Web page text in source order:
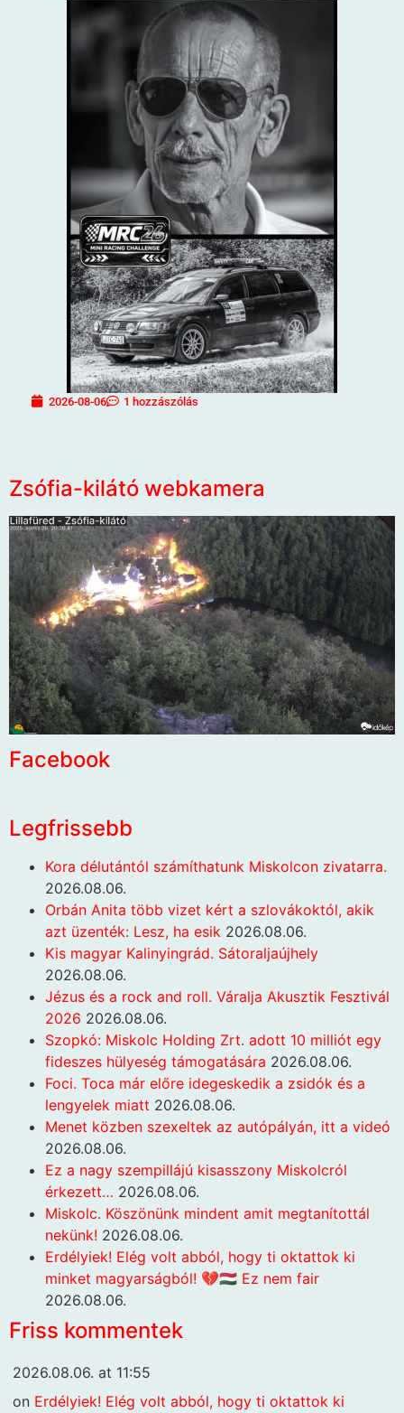
2026-08-06 1 hozzászólás
Zsófia-kilátó webkamera
Facebook
Legfrissebb
Kora délutántól számíthatunk Miskolcon zivatarra.
2026.08.06.
Orbán Anita több vizet kért a szlovákoktól, akik
azt üzenték: Lesz, ha esik 2026.08.06.
Kis magyar Kalinyingrád. Sátoraljaújhely
2026.08.06.
Jézus és a rock and roll. Váralja Akusztik Fesztivál
2026 2026.08.06.
Szopkó: Miskolc Holding Zrt. adott 10 milliót egy
fideszes hülyeség támogatására 2026.08.06.
Foci. Toca már előre idegeskedik a zsidók és a
lengyelek miatt 2026.08.06.
Menet közben szexeltek az autópályán, itt a videó
2026.08.06.
Ez a nagy szempillájú kisasszony Miskolcról
érkezett… 2026.08.06.
Miskolc. Köszönünk mindent amit megtanítottál
nekünk! 2026.08.06.
Erdélyiek! Elég volt abból, hogy ti oktattok ki
minket magyarságból! 💔🇭🇺 Ez nem fair
2026.08.06.
Friss kommentek
2026.08.06. at 11:55
on Erdélyiek! Elég volt abból, hogy ti oktattok ki